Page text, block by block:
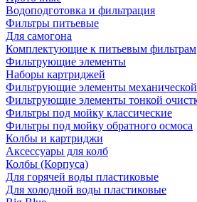
Водоподготовка и фильтрация
Фильтры питьевые
Для самогона
Комплектующие к питьевым фильтрам
Фильтрующие элементы
Наборы картриджей
Фильтрующие элементы
Фильтрующие элементы тонкой
Фильтры под мойку классические
Фильтры под мойку обратного осмоса
Колбы и картриджи
Аксессуары для колб
Колбы (Корпуса)
Для горячей воды пластиковые
Для холодной воды пластиковые